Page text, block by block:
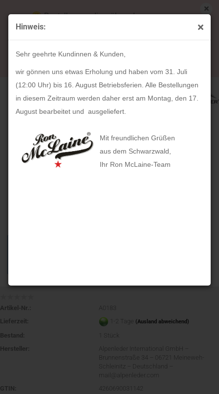
Hinweis:
Sehr geehrte Kundinnen & Kunden,
wir gönnen uns etwas Erholung und haben vom 31. Juli
(12:00 Uhr) bis 16. August Betriebsferien. Alle Bestellungen
in diesem Zeitraum werden daher erst am Montag, den 17.
August bearbeitet und ausgeliefert.
Mit freundlichen Grüßen
aus dem Schwarzwald,
Ihr Ron McLaine-Team
Bestellungen die während unserer
Betriebsferien (31. Juli ab 12:00 Uhr bis 16.
August) aufgegeben werden, werden ab Montag,
17. August bearbeitet und versendet.
« Erster « zurück weiter »
Letzter »
Artikel in dieser Kategorie
Shopper 183 (Canvas)
Artikel-Nr.:
A0183
Lieferzeit:
1-2 Tage (Ausland abweichend)
Bestand:
Stück
Hersteller:
Alpenleder International GmbH –
Brunnenstraße 34 – 06721 Meineweh-
Schleinitz – Deutschland –
mail@alpenleder.com
GTIN:
4260690031142